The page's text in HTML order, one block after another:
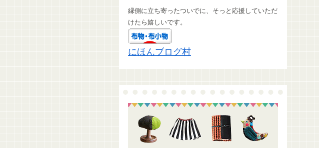
縁側に立ち寄ったついでに、そっと応援していただ
けたら嬉しいです。
にほんブログ村